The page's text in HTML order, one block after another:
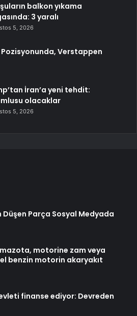
balkon yıkama
3 yaralı
5, 2026
Verstappen
İran’a yeni tehdit:
olacaklar
5, 2026
Düşen Parça Sosyal Medyada
mazota, motorine zam veya
benzin motorin akaryakıt
finanse ediyor: Devreden